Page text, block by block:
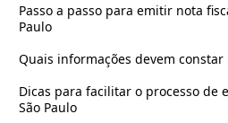
Passo a passo para emitir nota
Paulo
Quais informações devem constar
Dicas para facilitar o processo de
São Paulo